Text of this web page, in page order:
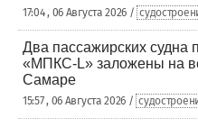
17:04 , 06 Августа 2026 /
Два пассажирских судна
«МПКС-L» заложены на
Самаре
15:57 , 06 Августа 2026 /